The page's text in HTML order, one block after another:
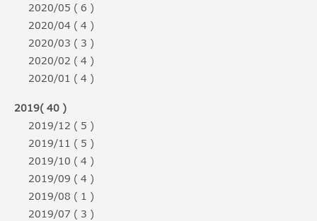
2020/05 ( 6 )
2020/04 ( 4 )
2020/03 ( 3 )
2020/02 ( 4 )
2020/01 ( 4 )
2019( 40 )
2019/12 ( 5 )
2019/11 ( 5 )
2019/10 ( 4 )
2019/09 ( 4 )
2019/08 ( 1 )
2019/07 ( 3 )